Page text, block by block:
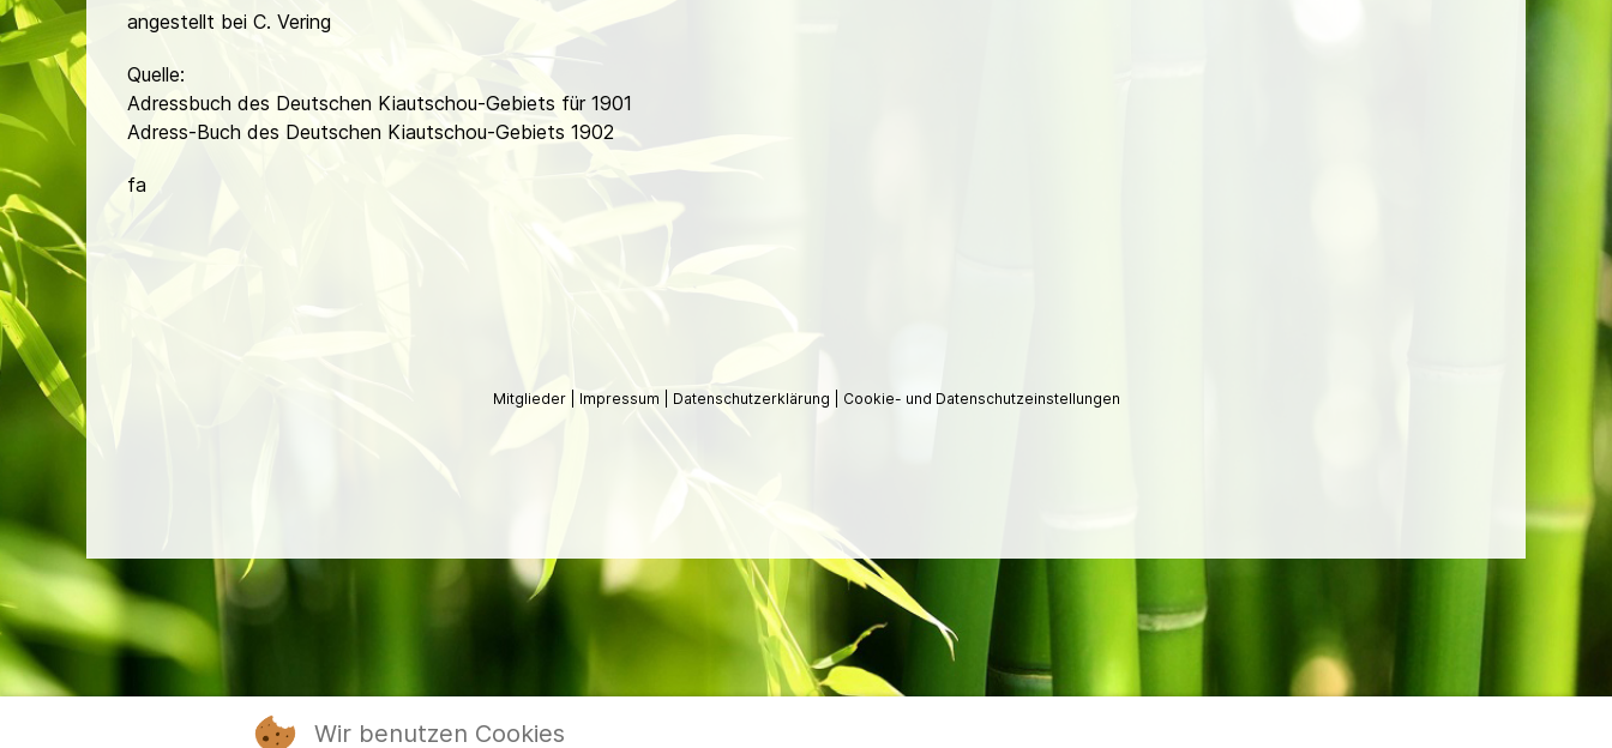
angestellt bei C. Vering
Quelle:
Adressbuch des Deutschen Kiautschou-Gebiets für 1901
Adress-Buch des Deutschen Kiautschou-Gebiets 1902
fa
Mitglieder Impressum Datenschutzerklärung Cookie- und Datenschutzeinstellungen
Wir benutzen Cookies